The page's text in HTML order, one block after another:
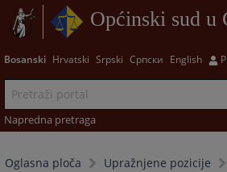
Općinski sud u
Bosanski Hrvatski Srpski Српски English
Napredna pretraga
Oglasna ploča Upražnjene pozicije